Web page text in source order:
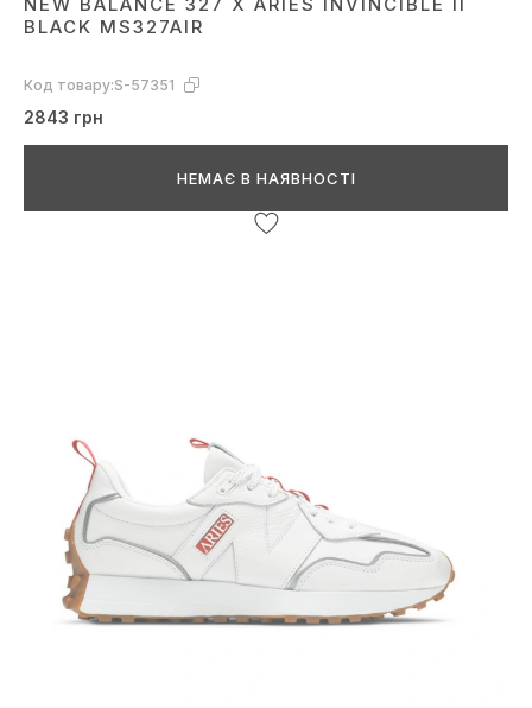
BLACK MS327AIR
Код товару:S-57351
2843 грн
НЕМАЄ В НАЯВНОСТІ